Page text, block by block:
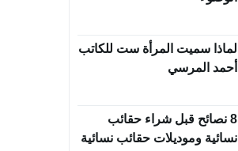
لماذا سميت المرأة ست للكاتب
أحمد المرسي
8 نصائح قبل شراء حقائب
نسائية وموديلات حقائب نسائية